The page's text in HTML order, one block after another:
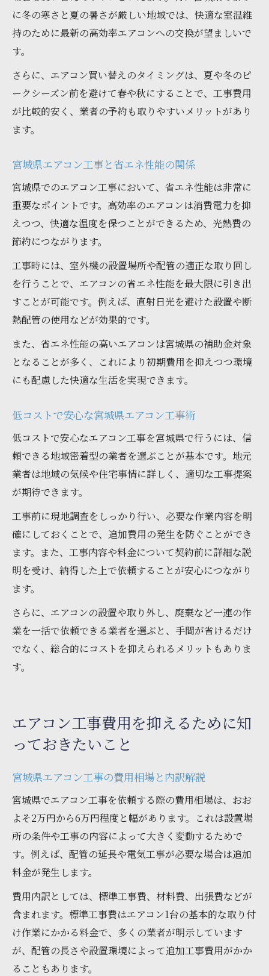
に冬の寒さと夏の暑さが厳しい地域では、快適な室温維
持のために最新の高効率エアコンへの交換が望ましいで
す。
さらに、エアコン買い替えのタイミングは、夏や冬のピ
ークシーズン前を避けて春や秋にすることで、工事費用
が比較的安く、業者の予約も取りやすいメリットがあり
ます。
宮城県エアコン工事と省エネ性能の関係
宮城県でのエアコン工事において、省エネ性能は非常に
重要なポイントです。高効率のエアコンは消費電力を抑
えつつ、快適な温度を保つことができるため、光熱費の
節約につながります。
工事時には、室外機の設置場所や配管の適正な取り回し
を行うことで、エアコンの省エネ性能を最大限に引き出
すことが可能です。例えば、直射日光を避けた設置や断
熱配管の使用などが効果的です。
また、省エネ性能の高いエアコンは宮城県の補助金対象
となることが多く、これにより初期費用を抑えつつ環境
にも配慮した快適な生活を実現できます。
低コストで安心な宮城県エアコン工事術
低コストで安心なエアコン工事を宮城県で行うには、信
頼できる地域密着型の業者を選ぶことが基本です。地元
業者は地域の気候や住宅事情に詳しく、適切な工事提案
が期待できます。
工事前に現地調査をしっかり行い、必要な作業内容を明
確にしておくことで、追加費用の発生を防ぐことができ
ます。また、工事内容や料金について契約前に詳細な説
明を受け、納得した上で依頼することが安心につながり
ます。
さらに、エアコンの設置や取り外し、廃棄など一連の作
業を一括で依頼できる業者を選ぶと、手間が省けるだけ
でなく、総合的にコストを抑えられるメリットもありま
す。
エアコン工事費用を抑えるために知
っておきたいこと
宮城県エアコン工事の費用相場と内訳解説
宮城県でエアコン工事を依頼する際の費用相場は、おお
よそ2万円から6万円程度と幅があります。これは設置場
所の条件や工事の内容によって大きく変動するためで
す。例えば、配管の延長や電気工事が必要な場合は追加
料金が発生します。
費用内訳としては、標準工事費、材料費、出張費などが
含まれます。標準工事費はエアコン1台の基本的な取り付
け作業にかかる料金で、多くの業者が明示しています
が、配管の長さや設置環境によって追加工事費用がかか
ることもあります。